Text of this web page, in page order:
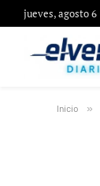
jueves, agosto 6
Inicio »